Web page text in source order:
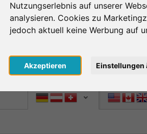
Nutzungserlebnis auf unserer
analysieren. Cookies zu
jedoch aktuell keine Werbung auf
Akzeptieren Einstellungen
du Punkte und
ist, desto mehr
desto mehr
dich kostenlos , um bei